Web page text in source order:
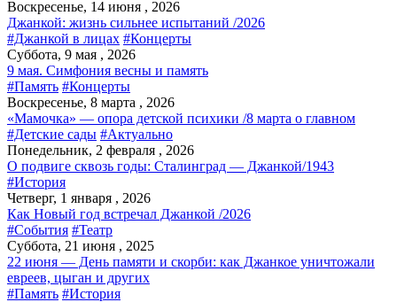
Воскресенье, 14 июня , 2026
Джанкой: жизнь сильнее испытаний /2026
#Джанкой в лицах #Концерты
Суббота, 9 мая , 2026
9 мая. Симфония весны и память
#Память #Концерты
Воскресенье, 8 марта , 2026
«Мамочка» — опора детской психики /8 марта о главном
#Детские сады #Актуально
Понедельник, 2 февраля , 2026
О подвиге сквозь годы: Сталинград — Джанкой/1943
#История
Четверг, 1 января , 2026
Как Новый год встречал Джанкой /2026
#События #Театр
Суббота, 21 июня , 2025
22 июня — День памяти и скорби: как Джанкое уничтожали
евреев, цыган и других
#Память #История